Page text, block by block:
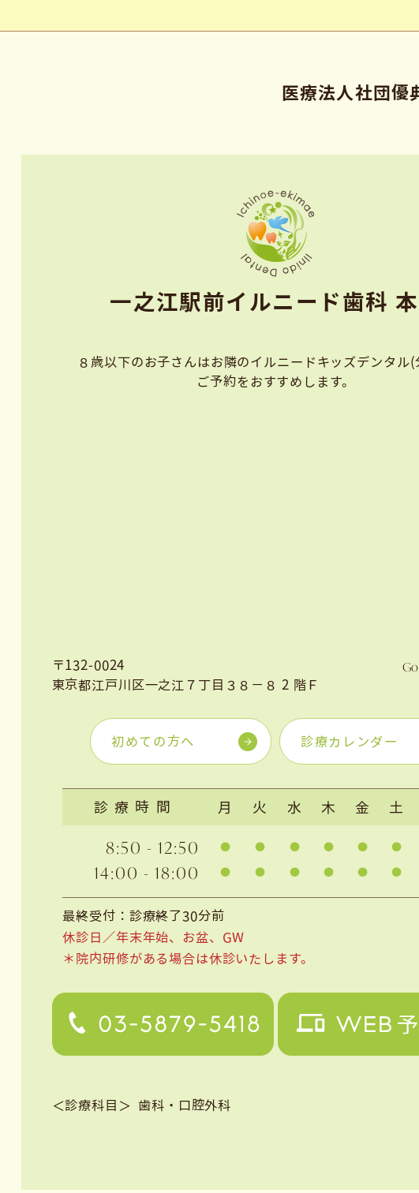
医療法人社団優
⼀之江駅前イルニード⻭科
８歳以下のお子さんはお隣のイルニードキッズデンタル(
ご予約をおすすめします。
〒132-0024
東京都江戸川区一之江７丁目３８−８ 2 階Ｆ
初めての方へ 診療カレンダー
診療時間 月 火 水 木 金 土
8:50 - 12:50
14:00 - 18:00
最終受付：診療終了30分前
休診日／年末年始、お盆、GW
＊院内研修がある場合は休診いたします。
＜診療科目＞ 歯科・口腔外科